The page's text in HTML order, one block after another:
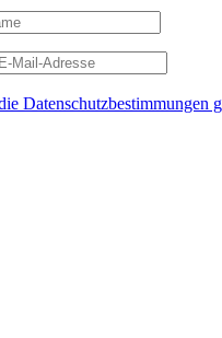
Datenschutzbestimmungen